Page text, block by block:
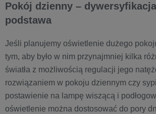
Pokój dzienny –
podstawa
Jeśli planujemy oświetlenie dużego
tym, aby było w nim przynajmniej kilka
światła z możliwością regulacji jego
rozwiązaniem w pokoju dziennym czy
postawienie na lampę wiszącą i
oświetlenie można dostosować do pory